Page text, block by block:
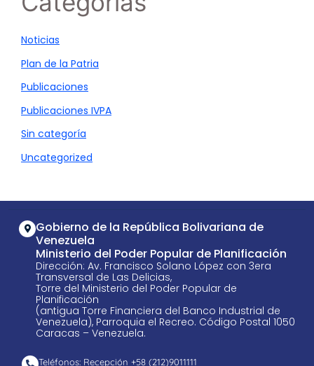
Noticias
Plan de la Patria
Publicaciones
Publicaciones IVPA
Sin categoría
Uncategorized
Gobierno de la República Bolivariana de
Venezuela
Ministerio del Poder Popular de Planificación
Dirección: Av. Francisco Solano López con 3era
Transversal de Las Delicias,
Torre del Ministerio del Poder Popular de
Planificación
(antigua Torre Financiera del Banco Industrial de
Venezuela), Parroquia el Recreo. Código Postal 1050
Caracas – Venezuela.
Teléfonos: Recepción +58 ​(212)9011111